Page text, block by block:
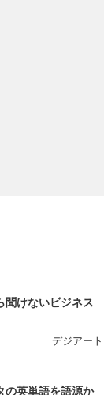
聞けないビジネス
デジアート
の英単語を語源か